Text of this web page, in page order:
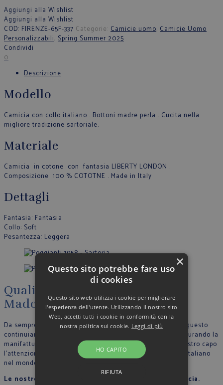
Aggiungi alla Wishlist
Aggiungi alla Wishlist
COD: FIRENZE-65F-337 Categorie: Camicie uomo, Camicie Uomo
Personalizzabili, Spring Summer 2025
Condividi
0
Descrizione
Modello
Camicia con collo italiano . Bottoni madre perla . Cucita nella
migliore tradizione sartoriale.
Materiale
Camicia in cotone con fantasia LIBERTY LONDON .
Composizione 100 % COTOTNE . Made in Italy
Dettagli
Fantasia: Fantasia
Collo: Soft
Pesantezza: Leggera
Qualità, artigianalità, eleganza
Made in Italy
Da sempre crediamo nella filosofia del Made in Italy, per questo
continuiamo a produrre nel nostro stabilimento in Italia, curando la
manifattura tutte le fase di lavoro e riportando in ogni nostro capo
l’attenzione per il dettaglio che contraddistingue lo stile Italiano
nel mondo.
Le nostre sarte cuciono con mani esperte ogni camicia.
×
Questo sito potrebbe fare uso
di cookies
Questo sito web utilizza i cookie per migliorare
l'esperienza dell'utente. Utilizzando il nostro sito
Web, accetti tutti i cookie in conformità con la
nostra politica sui cookie. Leggi di più
HO CAPITO
RIFIUTA